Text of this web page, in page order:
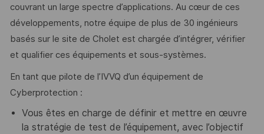
couvrant un large spectre d’applications. Au cœur de ces
développements, notre équipe de plus de 30 ingénieurs
basés sur le site de Cholet est chargée d’intégrer, vérifier
et qualifier ces équipements et sous-systèmes.
En tant que pilote de l’IVVQ d’un équipement de
Cyberprotection :
Vous êtes en charge de définir et mettre en œuvre
la stratégie de test de l’équipement, avec l’objectif